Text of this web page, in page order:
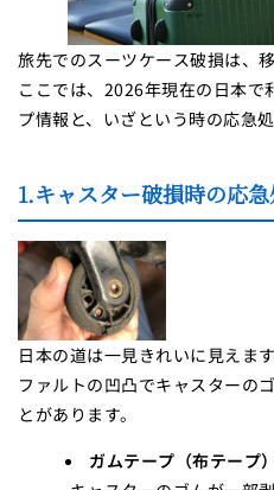
旅先でのスーツケース破損は、
ここでは、2026年現在の日本で
プ情報と、いざという時の応急
1.キャスター破損時の応
日本の道は一見きれいに見えま
ファルトの凹凸でキャスターの
とがあります。
ガムテープ（布テープ